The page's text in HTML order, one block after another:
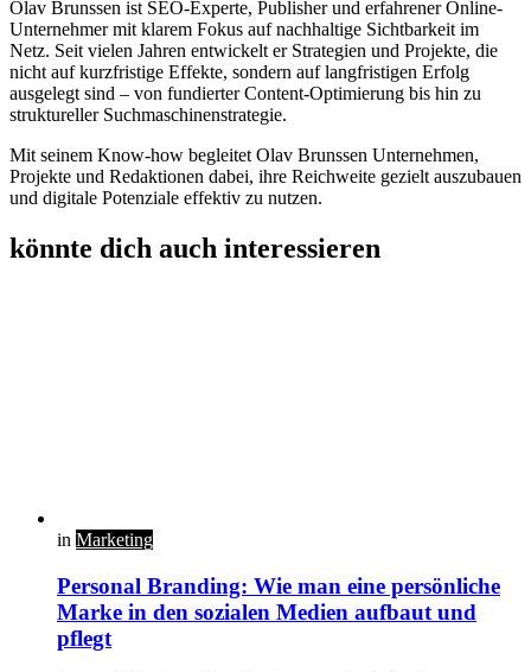
Olav Brunssen ist SEO-Experte, Publisher und erfahrener Online-
Unternehmer mit klarem Fokus auf nachhaltige Sichtbarkeit im
Netz. Seit vielen Jahren entwickelt er Strategien und Projekte, die
nicht auf kurzfristige Effekte, sondern auf langfristigen Erfolg
ausgelegt sind – von fundierter Content-Optimierung bis hin zu
struktureller Suchmaschinenstrategie.
Mit seinem Know-how begleitet Olav Brunssen Unternehmen,
Projekte und Redaktionen dabei, ihre Reichweite gezielt auszubauen
und digitale Potenziale effektiv zu nutzen.
könnte dich auch interessieren
in Marketing
Personal Branding: Wie man eine persönliche
Marke in den sozialen Medien aufbaut und
pflegt